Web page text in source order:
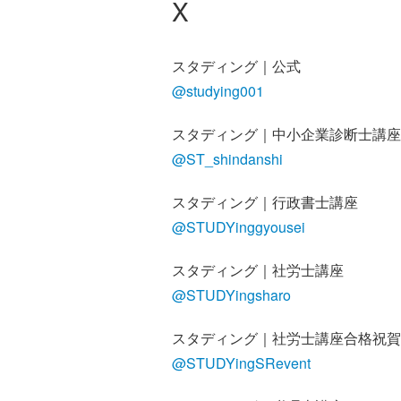
X
スタディング｜公式
@studying001
スタディング｜中小企業診断士講座
@ST_shindanshi
スタディング｜行政書士講座
@STUDYinggyousei
スタディング｜社労士講座
@STUDYingsharo
スタディング｜社労士講座合格祝
@STUDYingSRevent